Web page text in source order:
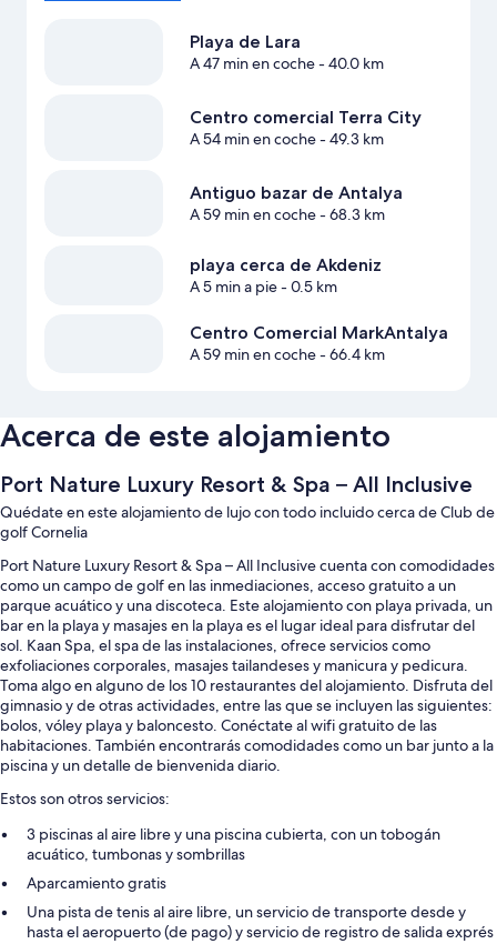
Playa de Lara
A 47 min en coche- 40.0 km
Centro comercial Terra City
A 54 min en coche- 49.3 km
Antiguo bazar de Antalya
A 59 min en coche- 68.3 km
playa cerca de Akdeniz
A 5 min a pie- 0.5 km
Centro Comercial MarkAntalya
A 59 min en coche- 66.4 km
Acerca de este alojamiento
Port Nature Luxury Resort & Spa – All Inclusive
Quédate en este alojamiento de lujo con todo incluido cerca de Club de
golf Cornelia
Port Nature Luxury Resort & Spa – All Inclusive cuenta con comodidades
como un campo de golf en las inmediaciones, acceso gratuito a un
parque acuático y una discoteca. Este alojamiento con playa privada, un
bar en la playa y masajes en la playa es el lugar ideal para disfrutar del
sol. Kaan Spa, el spa de las instalaciones, ofrece servicios como
exfoliaciones corporales, masajes tailandeses y manicura y pedicura.
Toma algo en alguno de los 10 restaurantes del alojamiento. Disfruta del
gimnasio y de otras actividades, entre las que se incluyen las siguientes:
bolos, vóley playa y baloncesto. Conéctate al wifi gratuito de las
habitaciones. También encontrarás comodidades como un bar junto a la
piscina y un detalle de bienvenida diario.
Estos son otros servicios:
3 piscinas al aire libre y una piscina cubierta, con un tobogán
acuático, tumbonas y sombrillas
Aparcamiento gratis
Una pista de tenis al aire libre, un servicio de transporte desde y
hasta el aeropuerto (de pago) y servicio de registro de salida exprés